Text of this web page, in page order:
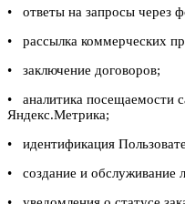
• ответы на запросы через
• рассылка коммерческих
• заключение договоров;
• аналитика посещаемости
Яндекс.Метрика;
• идентификация
• создание и обслуживание